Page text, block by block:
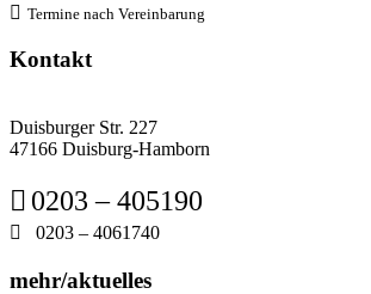
 Termine nach Vereinbarung
Kontakt
Duisburger Str. 227
47166 Duisburg-Hamborn
 0203 – 405190
 0203 – 4061740
mehr/aktuelles